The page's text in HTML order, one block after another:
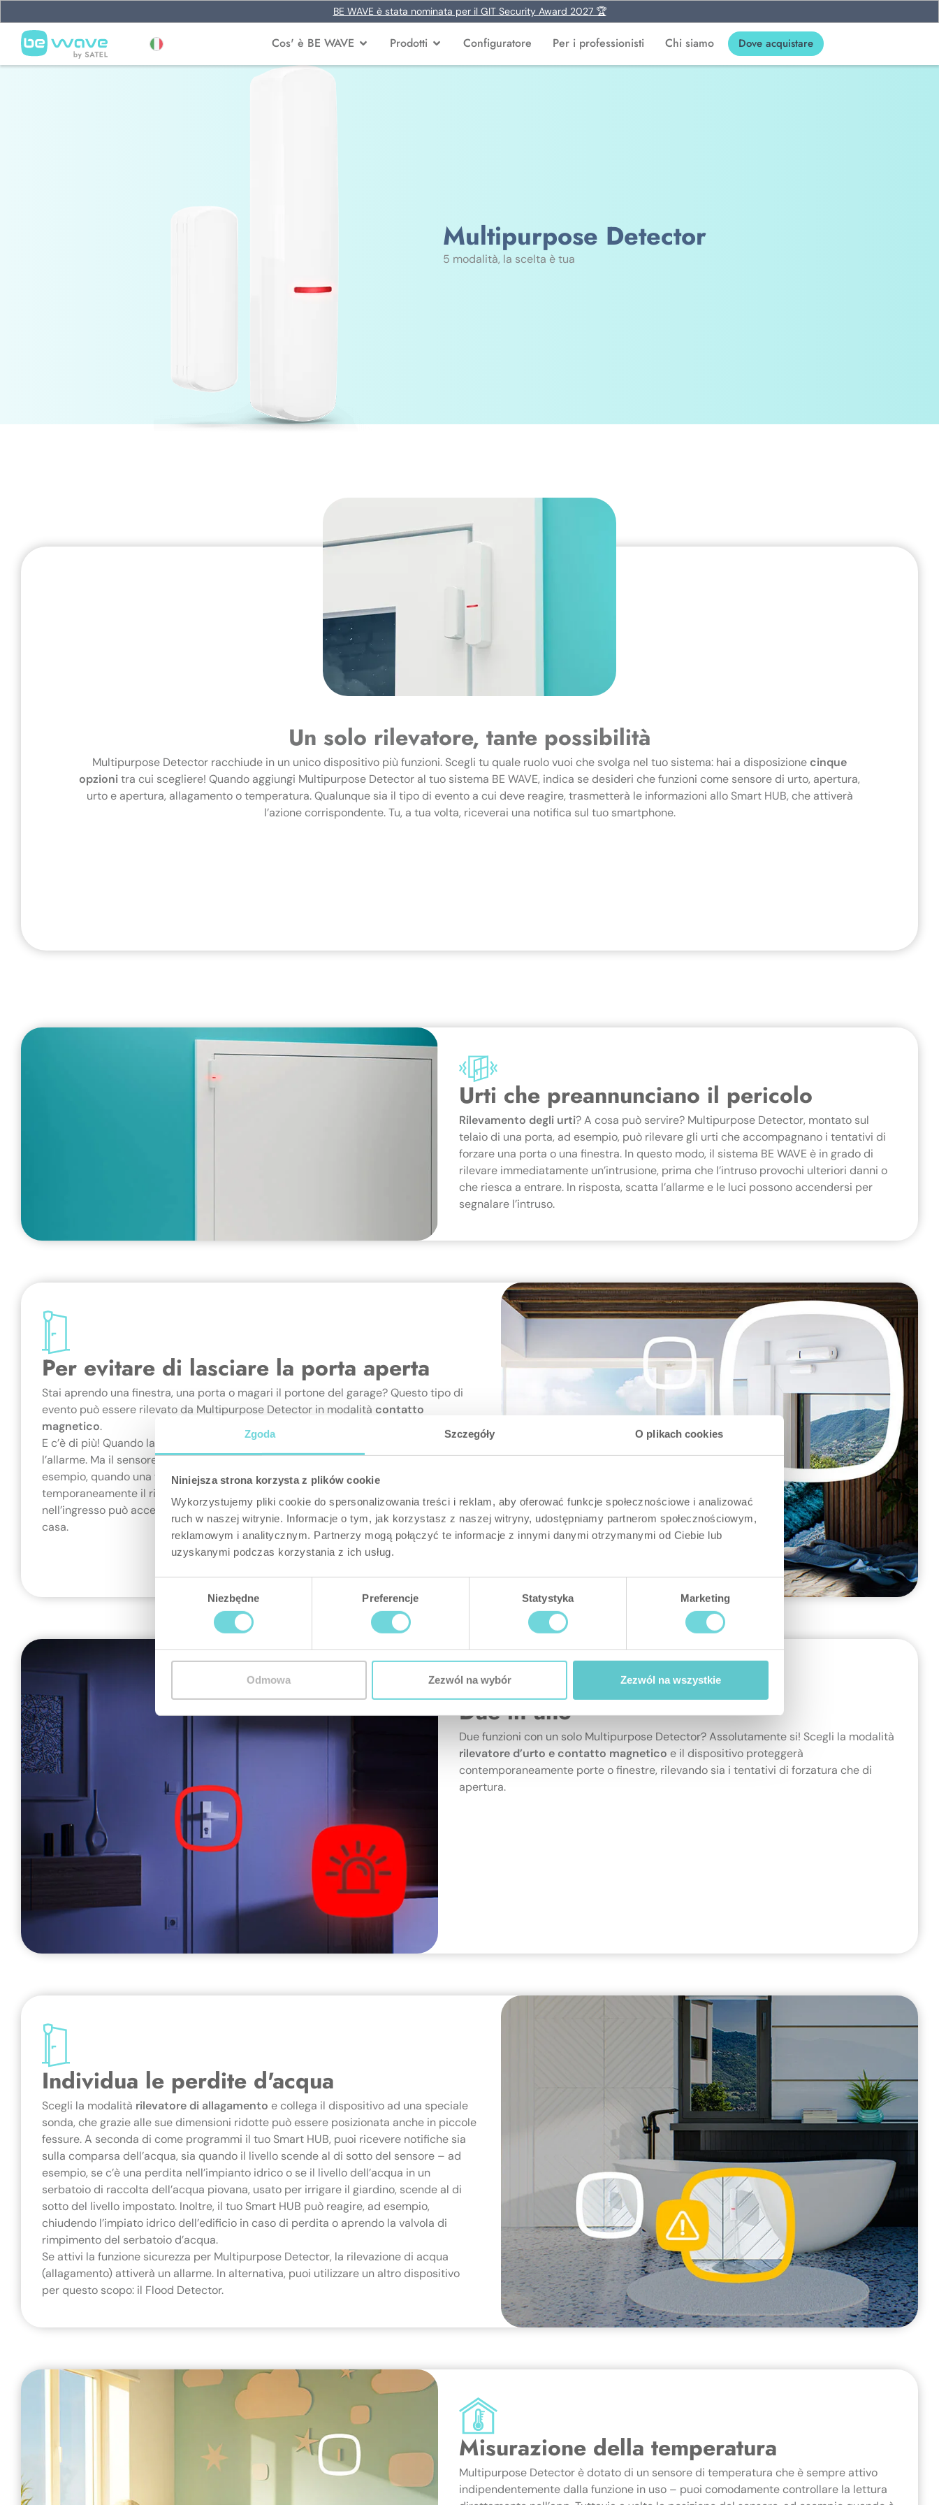
Zgoda Szczegóły O plikach cookies
Niniejsza strona korzysta z plików cookie
Wykorzystujemy pliki cookie do spersonalizowania treści i reklam, aby oferować funkcje społecznościowe i analizować
ruch w naszej witrynie. Informacje o tym, jak korzystasz z naszej witryny, udostępniamy partnerom społecznościowym,
reklamowym i analitycznym. Partnerzy mogą połączyć te informacje z innymi danymi otrzymanymi od Ciebie lub
uzyskanymi podczas korzystania z ich usług.
zgody
Niezbędne Preferencje Statystyka Marketing
Odmowa Zezwól na wybór Zezwól na wszystkie
BE WAVE è stata nominata per il GIT Security Award 2027 🏆
Cos' è BE WAVE Prodotti Configuratore Per i professionisti Chi siamo Dove acquistare
Multipurpose Detector
5 modalità, la scelta è tua
Un solo rilevatore, tante possibilità
Multipurpose Detector racchiude in un unico dispositivo più funzioni. Scegli tu quale ruolo vuoi che svolga nel tuo sistema: hai a disposizione cinque
opzionitra cui scegliere! Quando aggiungi Multipurpose Detector al tuo sistema BE WAVE, indica se desideri che funzioni come sensore di urto, apertura,
urto e apertura, allagamento o temperatura. Qualunque sia il tipo di evento a cui deve reagire, trasmetterà le informazioni allo Smart HUB, che attiverà
l’azione corrispondente. Tu, a tua volta, riceverai una notifica sul tuo smartphone.
Urti che preannunciano il pericolo
Rilevamento degli urti? A cosa può servire? Multipurpose Detector, montato sul
telaio di una porta, ad esempio, può rilevare gli urti che accompagnano i tentativi di
forzare una porta o una finestra. In questo modo, il sistema BE WAVE è in grado di
rilevare immediatamente un’intrusione, prima che l’intruso provochi ulteriori danni o
che riesca a entrare. In risposta, scatta l’allarme e le luci possono accendersi per
segnalare l’intruso.
Per evitare di lasciare la porta aperta
Stai aprendo una finestra, una porta o magari il portone del garage? Questo tipo di
evento può essere rilevato da Multipurpose Detector in modalità contatto
magnetico.
E c’è di più! Quando la protezione è inserita, l’apertura di una porta o finestra attiverà
l’allarme. Ma il sensore può anche essere utilizzato per funzioni di smart home: ad
esempio, quando una finestra è aperta, lo Smart HUB può disattivare
temporaneamente il riscaldamento nella stanza. Allo stesso modo, la luce
nell’ingresso può accendersi automaticamente quando apri la porta per entrare in
casa.
Due in uno
Due funzioni con un solo Multipurpose Detector? Assolutamente si! Scegli la modalità
rilevatore d’urto e contatto magnetico e il dispositivo proteggerà
contemporaneamente porte o finestre, rilevando sia i tentativi di forzatura che di
apertura.
Individua le perdite d'acqua
Scegli la modalità rilevatore di allagamento e collega il dispositivo ad una speciale
sonda, che grazie alle sue dimensioni ridotte può essere posizionata anche in piccole
fessure. A seconda di come programmi il tuo Smart HUB, puoi ricevere notifiche sia
sulla comparsa dell’acqua, sia quando il livello scende al di sotto del sensore – ad
esempio, se c’è una perdita nell’impianto idrico o se il livello dell’acqua in un
serbatoio di raccolta dell’acqua piovana, usato per irrigare il giardino, scende al di
sotto del livello impostato. Inoltre, il tuo Smart HUB può reagire, ad esempio,
chiudendo l’impiato idrico dell’edificio in caso di perdita o aprendo la valvola di
rimpimento del serbatoio d’acqua.
Se attivi la funzione sicurezza per Multipurpose Detector, la rilevazione di acqua
(allagamento) attiverà un allarme. In alternativa, puoi utilizzare un altro dispositivo
per questo scopo: il Flood Detector.
Misurazione della temperatura
Multipurpose Detector è dotato di un sensore di temperatura che è sempre attivo
indipendentemente dalla funzione in uso – puoi comodamente controllare la lettura